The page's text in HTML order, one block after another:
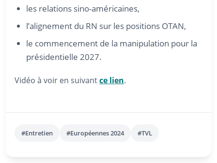
les relations sino-américaines,
l’alignement du RN sur les positions OTAN,
le commencement de la manipulation pour la
présidentielle 2027.
Vidéo à voir en suivantce lien.
#Entretien #Européennes 2024 #TVL